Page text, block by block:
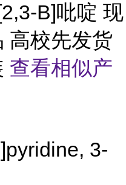
B]吡啶 现
高校先发货
查看相似产
3-